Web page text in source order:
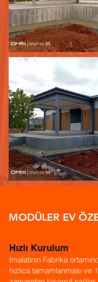
MODÜLER EV
Hızlı Kurulum
İmalatının Fabrika
hızlıca tamamlanması